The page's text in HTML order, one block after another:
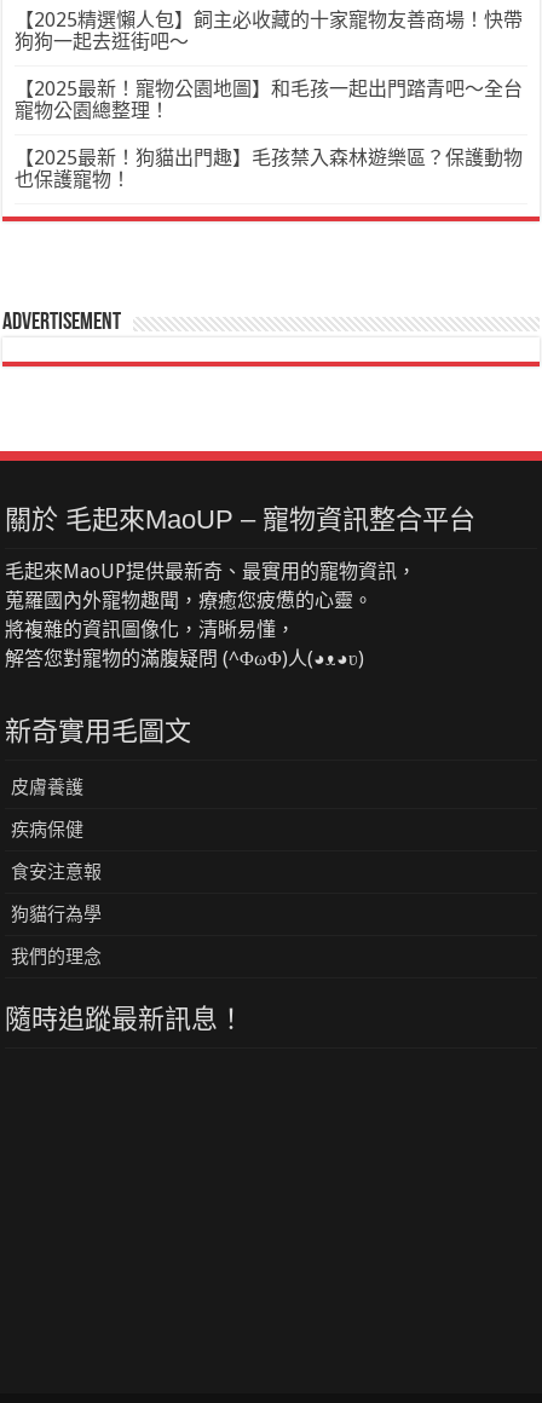
【2025精選懶人包】飼主必收藏的十家寵物友善商場！快帶
狗狗一起去逛街吧～
【2025最新！寵物公園地圖】和毛孩一起出門踏青吧～全台
寵物公園總整理！
【2025最新！狗貓出門趣】毛孩禁入森林遊樂區？保護動物
也保護寵物！
Advertisement
關於 毛起來MaoUP – 寵物資訊整合平台
毛起來MaoUP提供最新奇、最實用的寵物資訊，
蒐羅國內外寵物趣聞，療癒您疲憊的心靈。
將複雜的資訊圖像化，清晰易懂，
解答您對寵物的滿腹疑問 (^ΦωΦ)人(◕ᴥ◕ʋ)
新奇實用毛圖文
皮膚養護
疾病保健
食安注意報
狗貓行為學
我們的理念
隨時追蹤最新訊息！